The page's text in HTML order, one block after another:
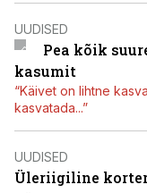
UUDISED
Pea kõik
kasumit
“Käivet on lihtne
kasvatada...”
UUDISED
Üleriigiline